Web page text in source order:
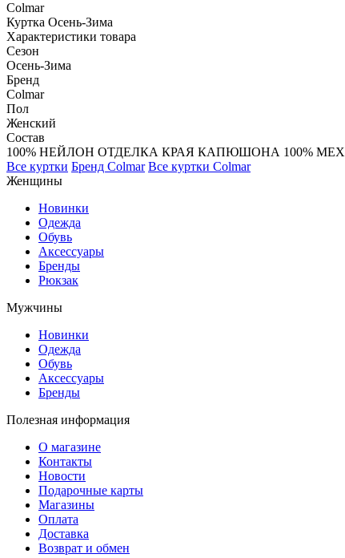
Colmar
Куртка Осень-Зима
Характеристики товара
Сезон
Осень-Зима
Бренд
Colmar
Пол
Женский
Состав
100% НЕЙЛОН ОТДЕЛКА КРАЯ КАПЮШОНА 100% МЕХ
Все куртки Бренд Colmar Все куртки Colmar
Женщины
Новинки
Одежда
Обувь
Аксессуары
Бренды
Рюкзак
Мужчины
Новинки
Одежда
Обувь
Аксессуары
Бренды
Полезная информация
О магазине
Контакты
Новости
Подарочные карты
Магазины
Оплата
Доставка
Возврат и обмен